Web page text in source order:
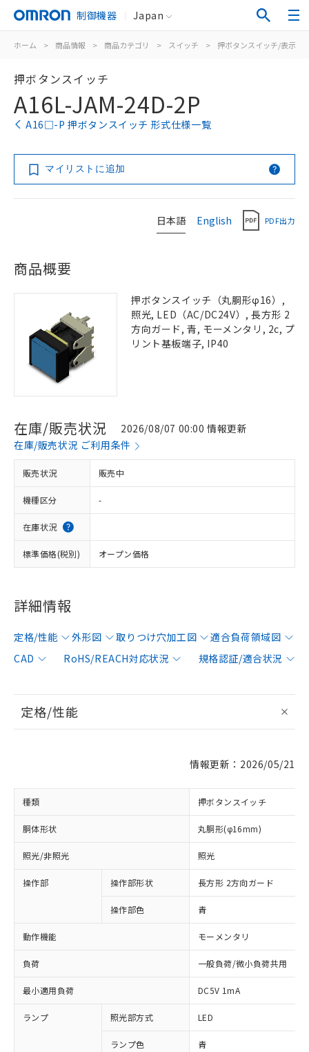
制御機器 Japan
ホーム > 商品情報 > 商品カテゴリ > スイッチ > 押ボタンスイッチ/表示灯
押ボタンスイッチ
A16L-JAM-24D-2P
A16□-P 押ボタンスイッチ 形式仕様一覧
マイリストに追加
日本語 English PDF出力
商品概要
押ボタンスイッチ（丸胴形φ16）,
照光, LED（AC/DC24V）, 長方形 2
方向ガード, 青, モーメンタリ, 2c, プ
リント基板端子, IP40
在庫/販売状況
2026/08/07 00:00 情報更新
在庫/販売状況 ご利用条件
販売状況 販売中
機種区分 -
在庫状況
標準価格(税別) オープン価格
詳細情報
定格/性能 外形図 取りつけ穴加工図
適合負荷領域図
CAD
RoHS/REACH対応状況 規格認証/適合状況
定格/性能
情報更新：2026/05/21
種類 押ボタンスイッチ
胴体形状 丸胴形(φ16mm)
照光/非照光 照光
操作部 操作部形状 長方形 2方向ガード
操作部色 青
動作機能 モーメンタリ
負荷 一般負荷/微小負荷共用
最小適用負荷 DC5V 1mA
ランプ 照光部方式 LED
ランプ色 青